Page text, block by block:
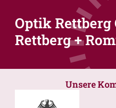
Optik Rettberg
Rettberg +
Unsere